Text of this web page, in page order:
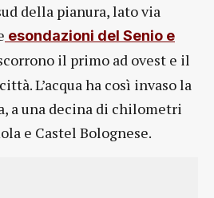
della pianura, lato via
esondazioni del Senio e
il primo ad ovest e il
L’acqua ha così invaso la
a una decina di chilometri
e Castel Bolognese.